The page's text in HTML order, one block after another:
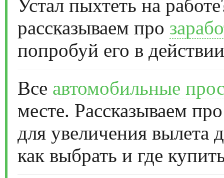
Устал пыхтеть на
рассказываем про
попробуй его в
Все автомобильные
месте. Рассказываем
для увеличения вылета
как выбрать и где